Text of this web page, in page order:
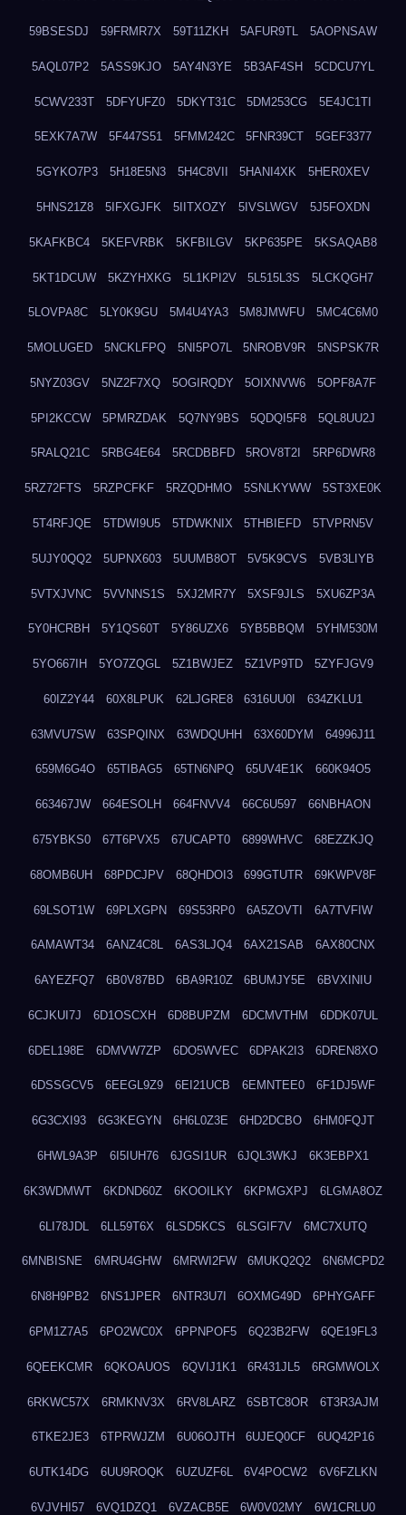
59BSESDJ 59FRMR7X 59T11ZKH 5AFUR9TL 5AOPNSAW
5AQL07P2 5ASS9KJO 5AY4N3YE 5B3AF4SH 5CDCU7YL
5CWV233T 5DFYUFZ0 5DKYT31C 5DM253CG 5E4JC1TI
5EXK7A7W 5F447S51 5FMM242C 5FNR39CT 5GEF3377
5GYKO7P3 5H18E5N3 5H4C8VII 5HANI4XK 5HER0XEV
5HNS21Z8 5IFXGJFK 5IITXOZY 5IVSLWGV 5J5FOXDN
5KAFKBC4 5KEFVRBK 5KFBILGV 5KP635PE 5KSAQAB8
5KT1DCUW 5KZYHXKG 5L1KPI2V 5L515L3S 5LCKQGH7
5LOVPA8C 5LY0K9GU 5M4U4YA3 5M8JMWFU 5MC4C6M0
5MOLUGED 5NCKLFPQ 5NI5PO7L 5NROBV9R 5NSPSK7R
5NYZ03GV 5NZ2F7XQ 5OGIRQDY 5OIXNVW6 5OPF8A7F
5PI2KCCW 5PMRZDAK 5Q7NY9BS 5QDQI5F8 5QL8UU2J
5RALQ21C 5RBG4E64 5RCDBBFD 5ROV8T2I 5RP6DWR8
5RZ72FTS 5RZPCFKF 5RZQDHMO 5SNLKYWW 5ST3XE0K
5T4RFJQE 5TDWI9U5 5TDWKNIX 5THBIEFD 5TVPRN5V
5UJY0QQ2 5UPNX603 5UUMB8OT 5V5K9CVS 5VB3LIYB
5VTXJVNC 5VVNNS1S 5XJ2MR7Y 5XSF9JLS 5XU6ZP3A
5Y0HCRBH 5Y1QS60T 5Y86UZX6 5YB5BBQM 5YHM530M
5YO667IH 5YO7ZQGL 5Z1BWJEZ 5Z1VP9TD 5ZYFJGV9
60IZ2Y44 60X8LPUK 62LJGRE8 6316UU0I 634ZKLU1
63MVU7SW 63SPQINX 63WDQUHH 63X60DYM 64996J11
659M6G4O 65TIBAG5 65TN6NPQ 65UV4E1K 660K94O5
663467JW 664ESOLH 664FNVV4 66C6U597 66NBHAON
675YBKS0 67T6PVX5 67UCAPT0 6899WHVC 68EZZKJQ
68OMB6UH 68PDCJPV 68QHDOI3 699GTUTR 69KWPV8F
69LSOT1W 69PLXGPN 69S53RP0 6A5ZOVTI 6A7TVFIW
6AMAWT34 6ANZ4C8L 6AS3LJQ4 6AX21SAB 6AX80CNX
6AYEZFQ7 6B0V87BD 6BA9R10Z 6BUMJY5E 6BVXINIU
6CJKUI7J 6D1OSCXH 6D8BUPZM 6DCMVTHM 6DDK07UL
6DEL198E 6DMVW7ZP 6DO5WVEC 6DPAK2I3 6DREN8XO
6DSSGCV5 6EEGL9Z9 6EI21UCB 6EMNTEE0 6F1DJ5WF
6G3CXI93 6G3KEGYN 6H6L0Z3E 6HD2DCBO 6HM0FQJT
6HWL9A3P 6I5IUH76 6JGSI1UR 6JQL3WKJ 6K3EBPX1
6K3WDMWT 6KDND60Z 6KOOILKY 6KPMGXPJ 6LGMA8OZ
6LI78JDL 6LL59T6X 6LSD5KCS 6LSGIF7V 6MC7XUTQ
6MNBISNE 6MRU4GHW 6MRWI2FW 6MUKQ2Q2 6N6MCPD2
6N8H9PB2 6NS1JPER 6NTR3U7I 6OXMG49D 6PHYGAFF
6PM1Z7A5 6PO2WC0X 6PPNPOF5 6Q23B2FW 6QE19FL3
6QEEKCMR 6QKOAUOS 6QVIJ1K1 6R431JL5 6RGMWOLX
6RKWC57X 6RMKNV3X 6RV8LARZ 6SBTC8OR 6T3R3AJM
6TKE2JE3 6TPRWJZM 6U06OJTH 6UJEQ0CF 6UQ42P16
6UTK14DG 6UU9ROQK 6UZUZF6L 6V4POCW2 6V6FZLKN
6VJVHI57 6VQ1DZQ1 6VZACB5E 6W0V02MY 6W1CRLU0